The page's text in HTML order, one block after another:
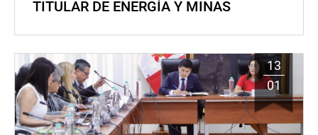
TITULAR DE ENERGÍA Y MINAS
13
01